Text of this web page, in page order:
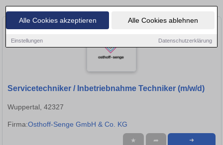
Alle Cookies akzeptieren Alle Cookies ablehnen
Einstellungen Datenschutzerklärung
Servicetechniker / Inbetriebnahme Techniker (m/w/d)
Wuppertal, 42327
Firma:Osthoff-Senge GmbH & Co. KG
★ ➦ ➜